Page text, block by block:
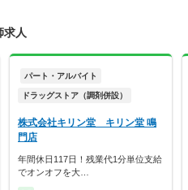
求人
パート・アルバイト
ドラッグストア（調剤併設）
株式会社キリン堂 キリン堂 鳴
門店
年間休日117日！残業代1分単位支給
でオンオフを大…